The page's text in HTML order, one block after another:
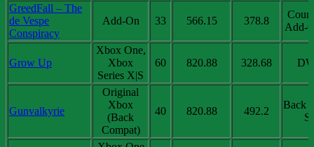
GreedFall – The
de Vespe
Conspiracy
Add-On 33 566.15 378.8
Add-
Grow Up
Xbox One,
Xbox
Series X|S
60 820.88 328.68
Gunvalkyrie
Original
Xbox
(Back
Compat)
40 820.88 492.2
Back